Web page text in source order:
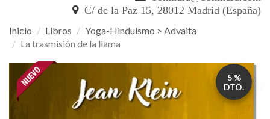
Yoga-Hinduismo > Advaita
La trasmisión de la llama
La
trasmisión
de
la
5 %
DTO.